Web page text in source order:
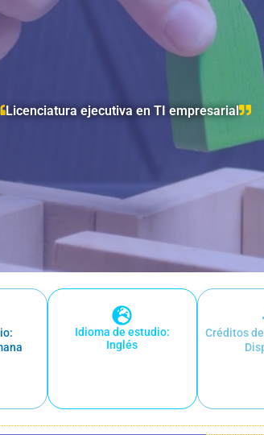
Licenciatura ejecutiva en TI empresarial
Idioma de estudio:
Inglés
Créditos